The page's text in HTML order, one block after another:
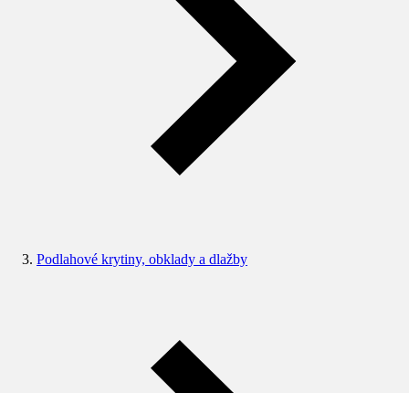
Podlahové krytiny, obklady a dlažby